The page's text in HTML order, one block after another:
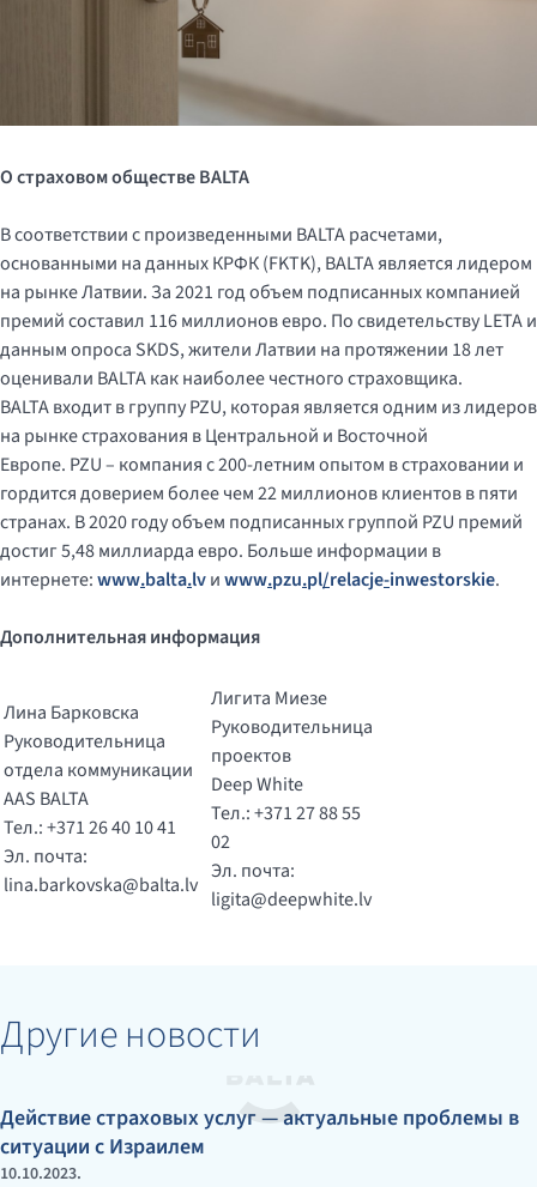
О страховом обществеBALTA
В соответствии с произведенными BALTA расчетами,
основанными на данных КРФК (FKTK), BALTA является лидером
на рынке Латвии. За 2021 год объем подписанных компанией
премий составил 116 миллионов евро. По свидетельству LETA и
данным опроса SKDS, жители Латвии на протяжении 18 лет
оценивали BALTA как наиболее честного страховщика.
BALTA входит в группу PZU, которая является одним из лидеров
на рынке страхования в Центральной и Восточной
Европе. PZU – компания с 200-летним опытом в страховании и
гордится доверием более чем 22 миллионов клиентов в пяти
странах. В 2020 году объем подписанных группой PZU премий
достиг 5,48 миллиарда евро. Больше информации в
интернете:www.balta.lvиwww.pzu.pl/relacje-inwestorskie.
Дополнительная информация
Лина Барковска
Руководительница
отдела коммуникации
AAS BALTA
Тел.: +371 26 40 10 41
Эл. почта:
lina.barkovska@balta.lv
Лигита Миезе
Руководительница
проектов
Deep White
Тел.: +371 27 88 55
02
Эл. почта:
ligita@deepwhite.lv
Другие новости
Действие страховых услуг — актуальные проблемы в
ситуации с Израилем
10.10.2023.